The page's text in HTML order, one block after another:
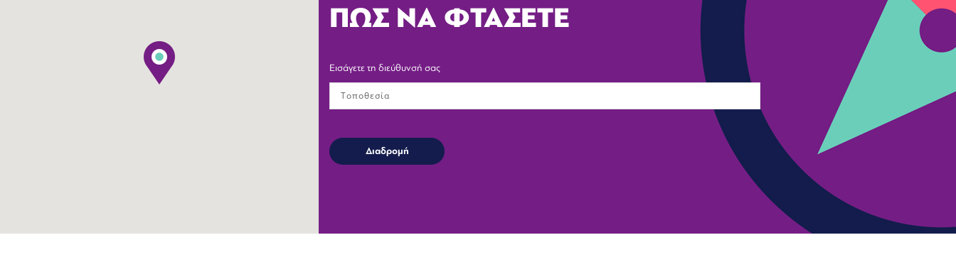
ΠΩΣ ΝΑ ΦΤΑΣΕΤΕ
Εισάγετε τη διεύθυνσή σας